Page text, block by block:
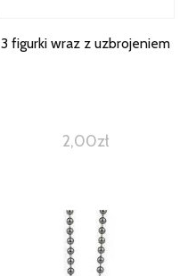
3 figurki wraz z uzbrojeniem
2,00zł